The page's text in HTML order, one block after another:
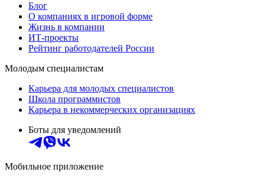
Блог
О компаниях в игровой форме
Жизнь в компании
ИТ-проекты
Рейтинг работодателей России
Молодым специалистам
Карьера для молодых специалистов
Школа программистов
Карьера в некоммерческих организациях
Боты для уведомлений
Мобильное приложение